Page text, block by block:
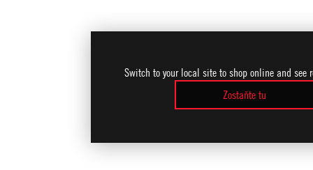
Switch to your local site to shop online and see
Zostaňte tu